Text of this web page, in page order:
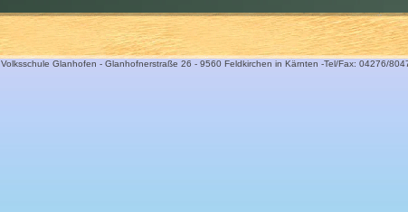
Volksschule Glanhofen - Glanhofnerstraße 26 - 9560 Feldkirchen in Kärnten -Tel/Fax: 04276/